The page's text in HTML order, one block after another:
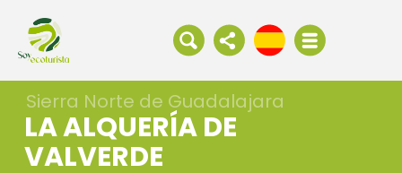
Sierra Norte de Guadalajara
LA ALQUERÍA DE
VALVERDE